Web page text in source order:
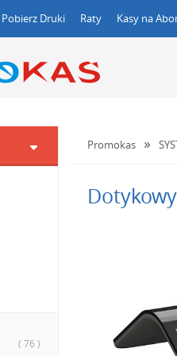
Pobierz Druki Raty Kasy na
( 76 )
Promokas